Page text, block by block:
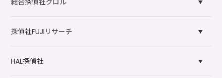
探偵社FUJIリサーチ
HAL探偵社